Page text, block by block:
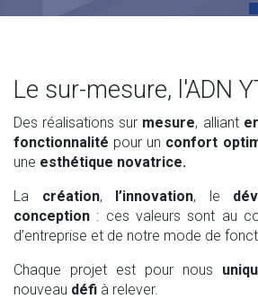
Le sur-mesure, l'ADN
Des réalisations sur mesure, alliant
fonctionnalité pour un confort
une esthétique novatrice.
La création, l’innovation, le
conception : ces valeurs sont au
d’entreprise et de notre mode de
Chaque projet est pour nous
nouveau défi à relever.